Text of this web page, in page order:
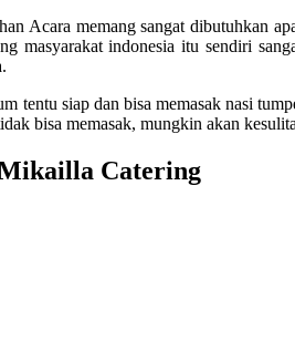
Acara memang sangat dibutuhkan
masyarakat indonesia itu sendiri
tentu siap dan bisa memasak nasi
bisa memasak, mungkin akan
Catering